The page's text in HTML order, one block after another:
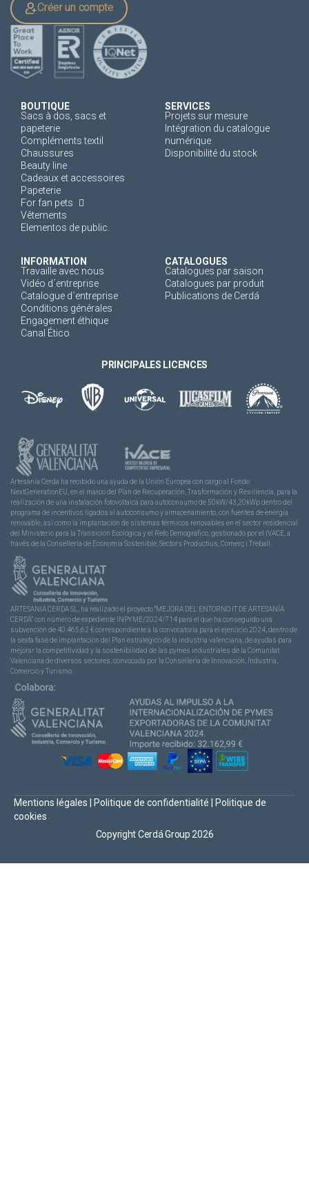
Créer un compte
BOUTIQUE
Sacs à dos, sacs et
papeterie
Compléments textil
Chaussures
Beauty line
Cadeaux et accessoires
Papeterie
For fan pets
Vêtements
Elementos de public.
SERVICES
Projets sur mesure
Intégration du catalogue
numérique
Disponibilité du stock
INFORMATION
Travaille avec nous
Vidéo d´entreprise
Catalogue d´entreprise
Conditions générales
Engagement éthique
Canal Ético
CATALOGUES
Catalogues par saison
Catalogues par produit
Publications de Cerdá
PRINCIPALES LICENCES
Artesanía Cerdá ha recibido una ayuda de la Unión Europea con cargo al Fondo
NextGenerationEU, en el marco del Plan de Recuperación, Trasformación y Resiliencia, para la
realización de una instalación fotovoltaica para autoconsumo de 50kW/43,20kWp dentro del
programa de incentivos ligados al autoconsumo y almacenamiento, con fuentes de energía
renovable, así como la implantación de sistemas térmicos renovables en el sector residencial
del Ministerio para la Transición Ecológica y el Reto Demográfico, gestionado por el IVACE, a
través de la Consellería de Economía Sostenible, Sectors Productius, Comerç i Treball.
ARTESANIA CERDA SL, ha realizado el proyecto “MEJORA DEL ENTORNO IT DE ARTESANÍA
CERDÁ” con número de expediente INPYME/2024/714 para el que ha conseguido una
subvención de 40.465,62 € correspondiente a la convocatoria para el ejercicio 2024, dentro de
la sexta fase de implantación del Plan estratégico de la industria valenciana, de ayudas para
mejorar la competitividad y la sostenibilidad de las pymes industriales de la Comunitat
Valenciana de diversos sectores, convocada por la Conselleria de Innovación, Industria,
Comercio y Turismo.
Copyright Cerdá Group 2026
Mentions légales Politique de confidentialité
Politique de
cookies